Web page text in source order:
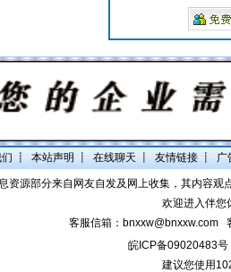
┋ 本站声明 ┋ 在线聊天 ┋ 友情链接 ┋ 广
资源部分来自网友自发及网上收集，其内容
欢迎进入伴您
客服信箱：bnxxw@bnxxw.com
皖ICP备09020483号
建议您使用